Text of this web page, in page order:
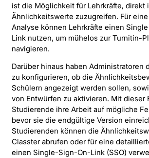
ist die Möglichkeit für Lehrkräfte, direkt
Ähnlichkeitswerte zuzugreifen. Für
Analyse können Lehrkräfte einen
Link nutzen, um mühelos zur Turnitin-
navigieren.
Darüber hinaus haben Administratoren
zu konfigurieren, ob die
Schülern angezeigt werden sollen,
von Entwürfen zu aktivieren. Mit dieser
Studierende ihre Arbeit auf mögliche
bevor sie die endgültige Version
Studierenden können die
Classter abrufen oder für eine
einen Single-Sign-On-Link (SSO)